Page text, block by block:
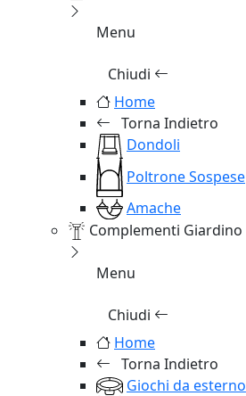
Menu
Chiudi
Home
Torna Indietro
Dondoli
Poltrone Sospese
Amache
Complementi Giardino
Menu
Chiudi
Home
Torna Indietro
Giochi da esterno